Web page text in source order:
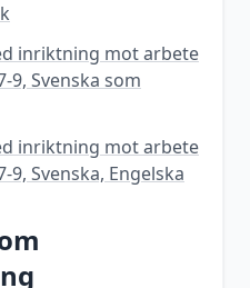
inriktning mot arbete
9, Svenska som
inriktning mot arbete
Svenska, Engelska